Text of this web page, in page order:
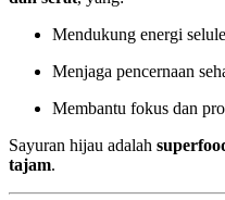
Mendukung energi
Menjaga pencernaan
Membantu fokus dan
Sayuran hijau adalah
tajam.